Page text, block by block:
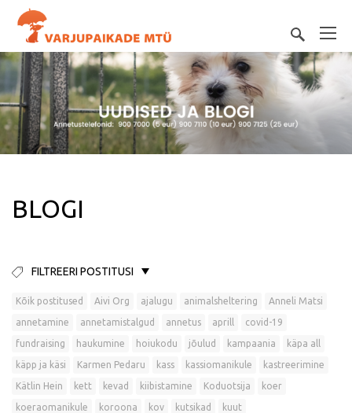
BLOGI
FILTREERI POSTITUSI
Kõik postitused Aivi Org ajalugu animalsheltering Anneli Matsi
annetamine annetamistalgud annetus aprill covid-19
fundraising haukumine hoiukodu jõulud kampaania käpa all
käpp ja käsi Karmen Pedaru kass kassiomanikule kastreerimine
Kätlin Hein kett kevad kiibistamine Koduotsija koer
koeraomanikule koroona kov kutsikad kuut